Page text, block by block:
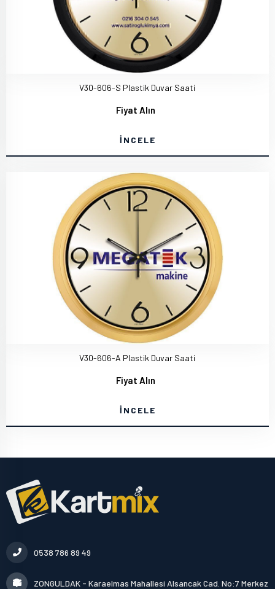
V30-606-S Plastik Duvar Saati
Fiyat Alın
İNCELE
V30-606-A Plastik Duvar Saati
Fiyat Alın
İNCELE
0538 786 89 49
ZONGULDAK - Karaelmas Mahallesi Alsancak Cad. No:7 Merkez